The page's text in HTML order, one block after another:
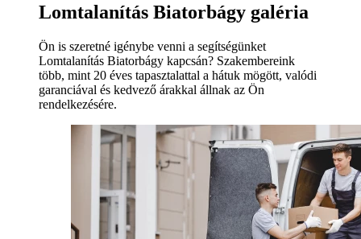
Lomtalanítás Biatorbágy galéria
Ön is szeretné igénybe venni a segítségünket
Lomtalanítás Biatorbágy kapcsán? Szakembereink
több, mint 20 éves tapasztalattal a hátuk mögött, valódi
garanciával és kedvező árakkal állnak az Ön
rendelkezésére.